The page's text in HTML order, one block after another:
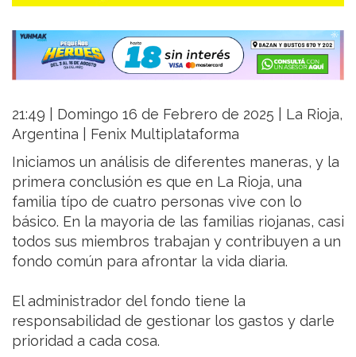
21:49 | Domingo 16 de Febrero de 2025 | La Rioja,
Argentina | Fenix Multiplataforma
Iniciamos un análisis de diferentes maneras, y la
primera conclusión es que en La Rioja, una
familia típo de cuatro personas vive con lo
básico. En la mayoria de las familias riojanas, casi
todos sus miembros trabajan y contribuyen a un
fondo común para afrontar la vida diaria.
El administrador del fondo tiene la
responsabilidad de gestionar los gastos y darle
prioridad a cada cosa.